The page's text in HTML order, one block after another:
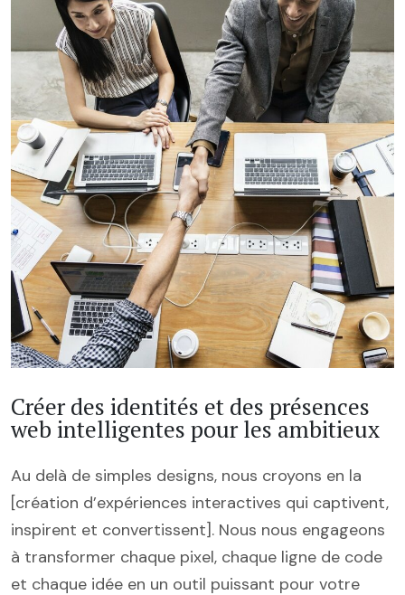
Créer des identités et des présences
web intelligentes pour les ambitieux
Au delà de simples designs, nous croyons en la
[création d’expériences interactives qui captivent,
inspirent et convertissent]. Nous nous engageons
à transformer chaque pixel, chaque ligne de code
et chaque idée en un outil puissant pour votre